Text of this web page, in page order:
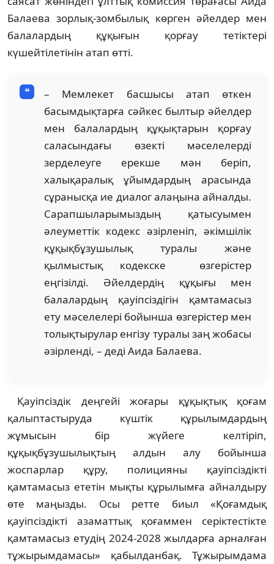
Балаева зорлық-зомбылық көрген әйелдер мен
балалардың құқығын қорғау тетіктері
күшейтілетінін атап өтті.
– Мемлекет басшысы атап өткен
басымдықтарға сәйкес былтыр әйелдер
мен балалардың құқықтарын қорғау
саласындағы өзекті мәселелерді
зерделеуге ерекше мән беріп,
халықаралық ұйымдардың арасында
сұранысқа ие диалог алаңына айналды.
Сарапшыларымыздың қатысуымен
әлеуметтік кодекс әзірленіп, әкімшілік
құқықбұзушылық туралы және
қылмыстық кодекске өзгерістер
еңгізілді. Әйелдердің құқығы мен
балалардың қауіпсіздігін қамтамасыз
ету мәселелері бойынша өзгерістер мен
толықтырулар енгізу туралы заң жобасы
әзірленді, – деді Аида Балаева.
Қауіпсіздік деңгейі жоғары құқықтық қоғам
қалыптастыруда күштік құрылымдардың
жұмысын бір жүйеге келтіріп,
құқықбұзушылықтың алдын алу бойынша
жоспарлар құру, полицияны қауіпсіздікті
қамтамасыз ететін мықты құрылымға айналдыру
өте маңызды. Осы ретте биыл «Қоғамдық
қауіпсіздікті азаматтық қоғаммен серіктестікте
қамтамасыз етудің 2024-2028 жылдарға арналған
тұжырымдамасы» қабылданбақ. Тұжырымдама